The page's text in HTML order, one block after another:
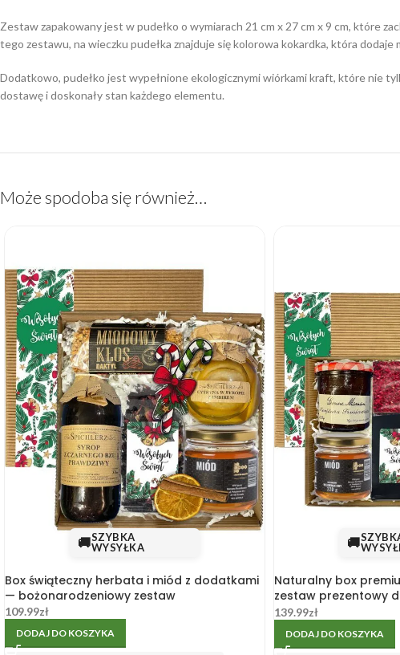
Zestaw zapakowany jest w pudełko o wymiarach 21 cm x 27 cm x 9 cm, które
tego zestawu, na wieczku pudełka znajduje się kolorowa kokardka, która dodaje
Dodatkowo, pudełko jest wypełnione ekologicznymi wiórkami kraft, które nie
dostawę i doskonały stan każdego elementu.
Może spodoba się również…
🚚SZYBKA
WYSYŁKA
Box świąteczny herbata i miód z dodatkami
— bożonarodzeniowy zestaw
109.99zł
DODAJ DO KOSZYKA
🚚
Naturalny box
zestaw prezentowy
i miodem
139.99zł
DODAJ DO KOSZYKA